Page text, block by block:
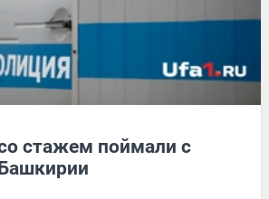
стажем поймали с